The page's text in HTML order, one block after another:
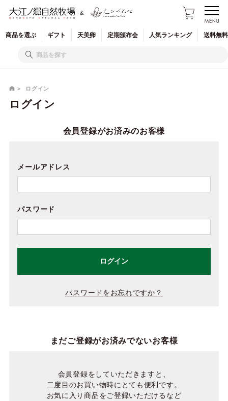
&
商品を選ぶ ギフト 天美卵 定期頒布会 人気ランキング 送料無
ログイン
ログイン
会員登録がお済みのお客様
メールアドレス
パスワード
ログイン
パスワードをお忘れですか？
まだご登録がお済みでないお客様
会員登録をしていただきますと、
二度目のお買い物時にとても便利です。
お気に入り商品をご登録いただけるなど